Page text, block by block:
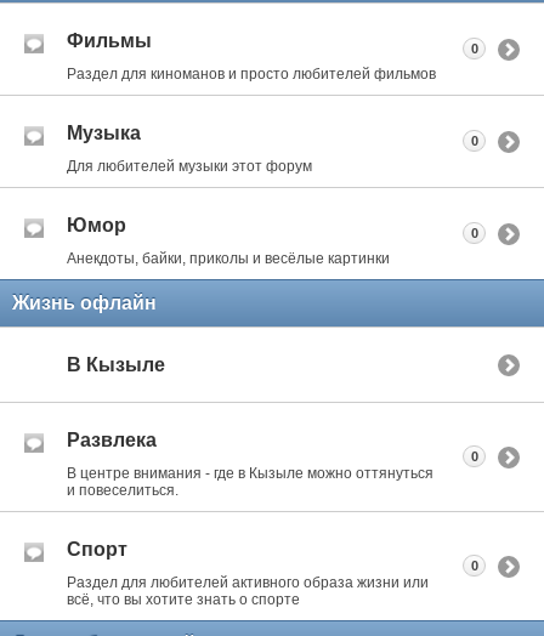
Фильмы
Раздел для киноманов и просто любителей фильмов
0
Музыка
Для любителей музыки этот форум
0
Юмор
Анекдоты, байки, приколы и весёлые картинки
0
Жизнь офлайн
В Кызыле
Развлека
В центре внимания - где в Кызыле можно оттянуться
и повеселиться.
0
Спорт
Раздел для любителей активного образа жизни или
всё, что вы хотите знать о спорте
0